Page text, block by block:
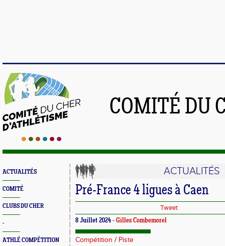
COMITÉ DU
ACTUALITÉS
COMITÉ
CLUBS DU CHER
-
ATHLÉ COMPÉTITION
ACTUALITÉS
Pré-France 4 ligues à Caen
Tweet
8 Juillet 2024 - Gilles Combemorel
Compétition / Piste